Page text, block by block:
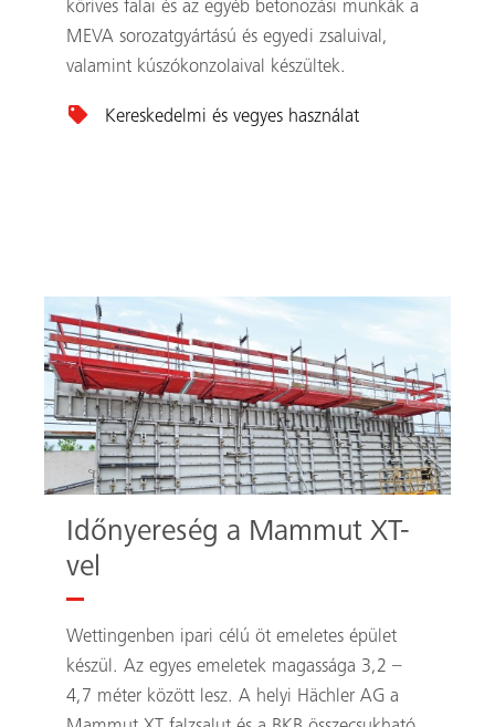
köríves falai és az egyéb betonozási munkák a
MEVA sorozatgyártású és egyedi zsaluival,
valamint kúszókonzolaival készültek.
Kereskedelmi és vegyes használat
Időnyereség a Mammut XT-
vel
Wettingenben ipari célú öt emeletes épület
készül. Az egyes emeletek magassága 3,2 –
4,7 méter között lesz. A helyi Hächler AG a